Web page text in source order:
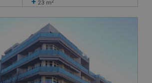
+ 23 m2